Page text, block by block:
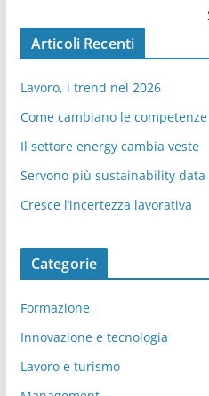
Articoli Recenti
Lavoro, i trend nel 2026
Come cambiano le competenze
Il settore energy cambia veste
Servono più sustainability
Cresce l’incertezza lavorativa
Categorie
Formazione
Innovazione e tecnologia
Lavoro e turismo